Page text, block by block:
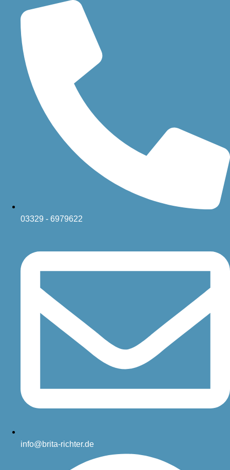
springen
03329 - 6979622
info@brita-richter.de